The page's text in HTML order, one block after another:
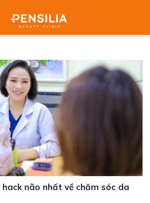
não nhất về chăm sóc da